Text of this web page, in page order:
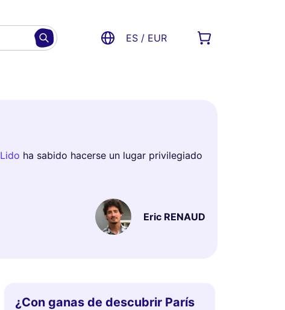
ES / EUR
Lido ha sabido hacerse un lugar privilegiado
Eric RENAUD
¿Con ganas de descubrir París